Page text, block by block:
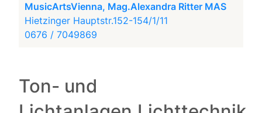
MusicArtsVienna, Mag.Alexandra Ritter MAS
Hietzinger Hauptstr.152-154/1/11
0676 / 7049869
Ton- und